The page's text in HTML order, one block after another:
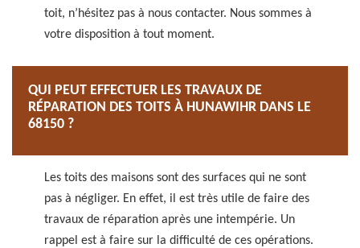
toit, n’hésitez pas à nous contacter. Nous sommes à
votre disposition à tout moment.
QUI PEUT EFFECTUER LES TRAVAUX DE
RÉPARATION DES TOITS À HUNAWIHR DANS LE
68150 ?
Les toits des maisons sont des surfaces qui ne sont
pas à négliger. En effet, il est très utile de faire des
travaux de réparation après une intempérie. Un
rappel est à faire sur la difficulté de ces opérations.